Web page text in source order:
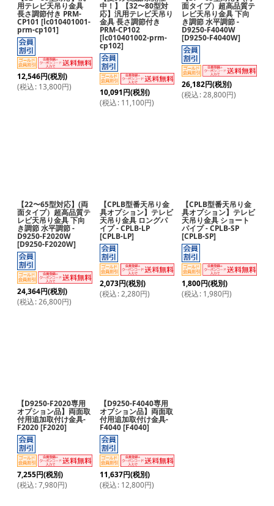
用テレビ天吊り金具
長さ調節付き PRM-
CP101 [lc010401001-
prm-cp101]
12,546円(税別)
(税込: 13,800円)
中！】【32〜80型対
応】汎用テレビ天吊り
金具 長さ調節付き
PRM-CP102
[lc010401002-prm-
cp102]
10,091円(税別)
(税込: 11,100円)
面タイプ）超高品質テ
レビ天吊り金具 下向
き調節 水平調節 -
D9250-F4040W
[D9250-F4040W]
26,182円(税別)
(税込: 28,800円)
【22〜65型対応】(両
面タイプ）超高品質テ
レビ天吊り金具 下向
き調節 水平調節 -
D9250-F2020W
[D9250-F2020W]
24,364円(税別)
(税込:26,800円)
【CPLB型番天吊り金
具オプション】テレビ
天吊り金具 ロングパ
イプ - CPLB-LP
[CPLB-LP]
2,073円(税別)
(税込: 2,280円)
【CPLB型番天吊り金
具オプション】テレビ
天吊り金具 ショート
パイプ - CPLB-SP
[CPLB-SP]
1,800円(税別)
(税込: 1,980円)
【D9250-F2020専用
オプション品】両面取
付用追加取付け金具-
F2020[F2020]
7,255円(税別)
(税込:7,980円)
【D9250-F4040専用
オプション品】両面取
付用追加取付け金具-
F4040 [F4040]
11,637円(税別)
(税込: 12,800円)